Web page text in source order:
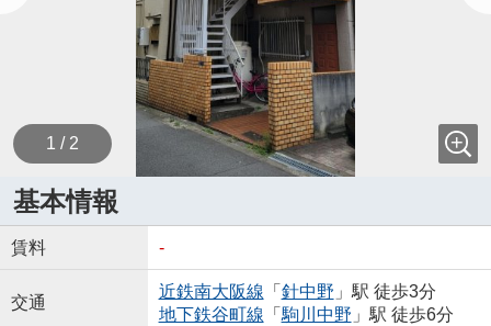
1 / 2
基本情報
賃料 -
交通
近鉄南大阪線 「 針中野 」駅 徒歩3分
地下鉄谷町線 「 駒川中野 」駅 徒歩6分